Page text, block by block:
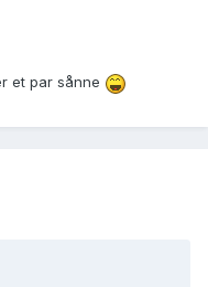
et par sånne